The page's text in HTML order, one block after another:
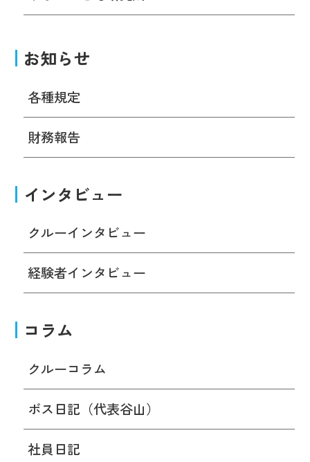
お知らせ
各種規定
財務報告
インタビュー
クルーインタビュー
経験者インタビュー
コラム
クルーコラム
ボス日記（代表谷山）
社員日記